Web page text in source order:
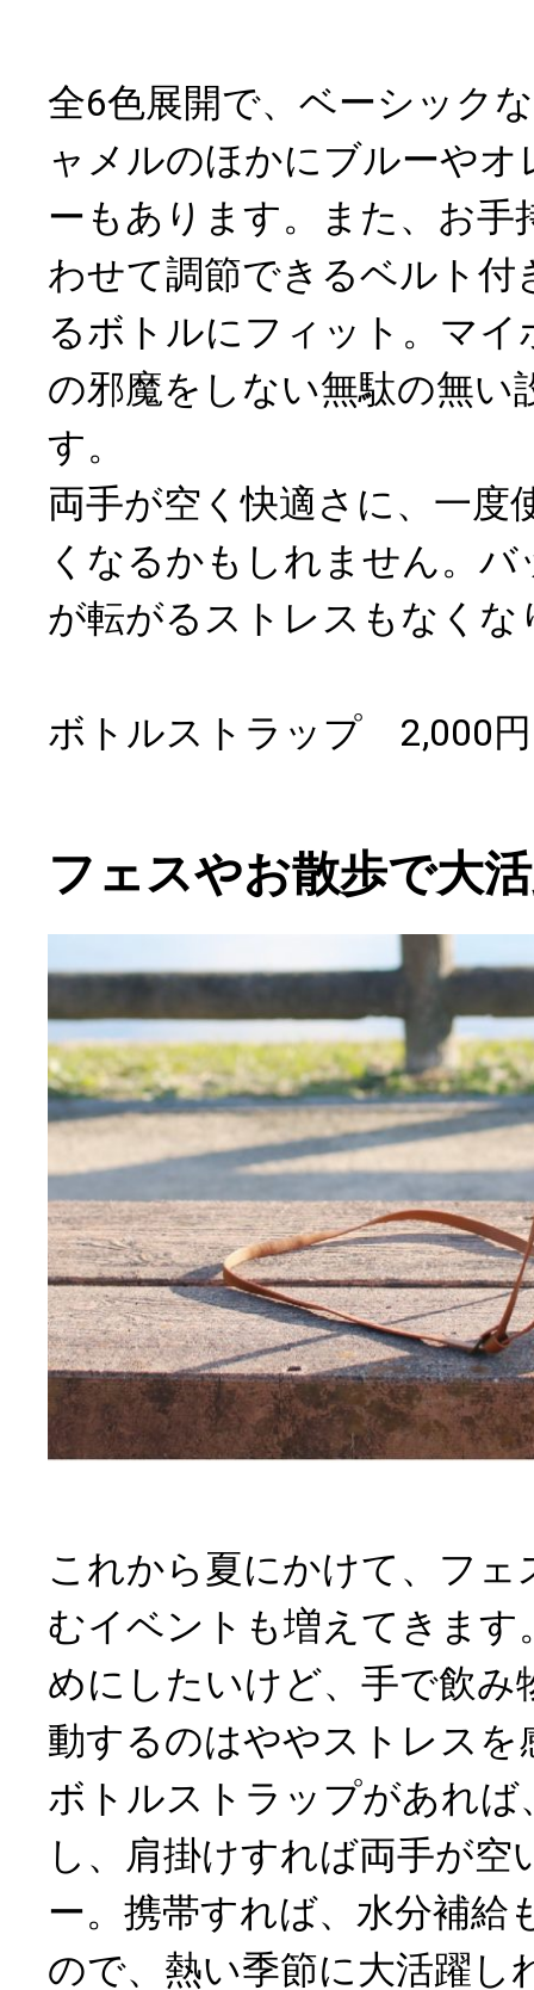
全6色展開で、ベーシック
ャメルのほかにブルーや
ーもあります。また、お手
わせて調節できるベルト付
るボトルにフィット。マ
の邪魔をしない無駄の無い
す。
両手が空く快適さに、一度
くなるかもしれません。
が転がるストレスもなくな
ボトルストラップ 2,000
フェスやお散歩で大
これから夏にかけて、フェ
むイベントも増えてきます
めにしたいけど、手で飲み
動するのはややストレスを
ボトルストラップがあれ
し、肩掛けすれば両手が
ー。携帯すれば、水分補給
ので、熱い季節に大活躍し